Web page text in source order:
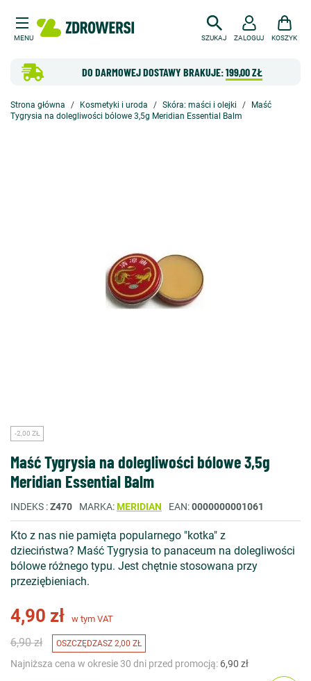
MENU SZUKAJ
DO DARMOWEJ DOSTAWY BRAKUJE:199,00 ZŁ
ZALOGUJ KOSZYK
Strona główna Kosmetyki i uroda Skóra: maści i olejki
Maść
Tygrysia na dolegliwości bólowe 3,5g Meridian Essential Balm
-2,00 ZŁ
Maść Tygrysia na dolegliwości bólowe 3,5g
Meridian Essential Balm
INDEKS Z470 MARKA MERIDIAN EAN 0000000001061
Kto z nas nie pamięta popularnego "kotka" z
dzieciństwa? Maść Tygrysia to panaceum na dolegliwości
bólowe różnego typu. Jest chętnie stosowana przy
przeziębieniach.
4,90 zł w tym VAT
6,90 zł OSZCZĘDZASZ 2,00 ZŁ
Najniższa cena w okresie 30 dni przed promocją: 6,90 zł